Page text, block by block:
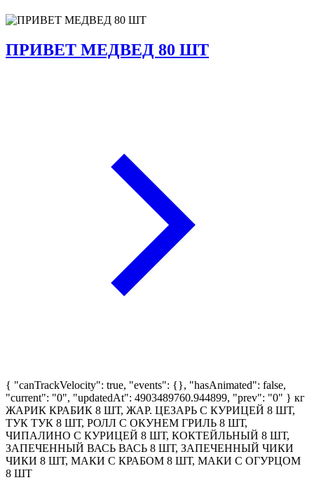
ПРИВЕТ МЕДВЕД 80 ШТ
{ "canTrackVelocity": true, "events": {}, "hasAnimated": false,
"current": "0", "updatedAt": 4903489760.944899, "prev": "0" } кг
ЖАРИК КРАБИК 8 ШТ, ЖАР. ЦЕЗАРЬ С КУРИЦЕЙ 8 ШТ,
ТУК ТУК 8 ШТ, РОЛЛ С ОКУНЕМ ГРИЛЬ 8 ШТ,
ЧИПАЛИНО С КУРИЦЕЙ 8 ШТ, КОКТЕЙЛЬНЫЙ 8 ШТ,
ЗАПЕЧЕННЫЙ ВАСЬ ВАСЬ 8 ШТ, ЗАПЕЧЕННЫЙ ЧИКИ
ЧИКИ 8 ШТ, МАКИ С КРАБОМ 8 ШТ, МАКИ С ОГУРЦОМ
8 ШТ